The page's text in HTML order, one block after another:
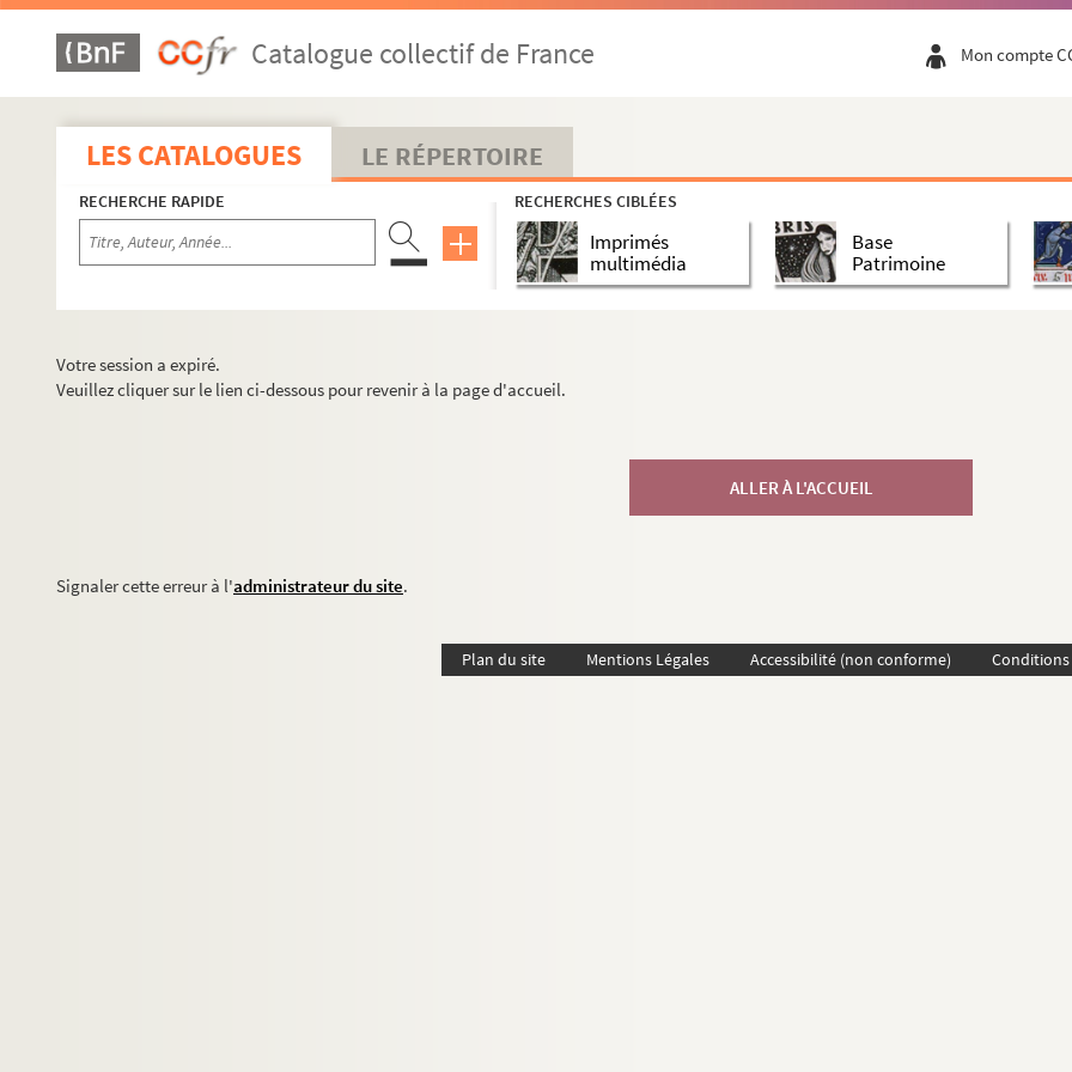
Catalogue collectif de France Mon compte
LES CATALOGUES LE RÉPERTOIRE
RECHERCHE RAPIDE RECHERCHES CIBLÉES
Imprimés
multimédia
Base
Patrimoine
Votre session a expiré.
Veuillez cliquer sur le lien ci-dessous pour revenir à la page d'accueil.
ALLER À L'ACCUEIL
Signaler cette erreur à l'administrateur du site.
Plan du site Mentions Légales Accessibilité (non conforme)